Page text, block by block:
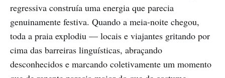
regressiva construía uma energia que parecia
genuinamente festiva. Quando a meia-noite chegou,
toda a praia explodiu — locais e viajantes gritando por
cima das barreiras linguísticas, abraçando
desconhecidos e marcando coletivamente um momento